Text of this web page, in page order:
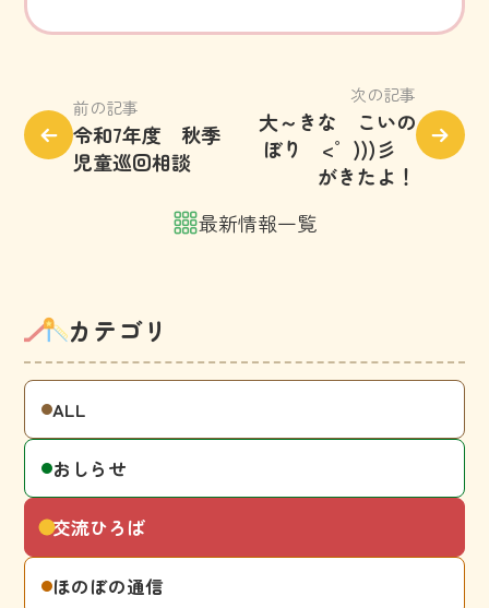
前の記事
令和7年度 秋季
児童巡回相談
最新情報一覧
次の記事
大～きな こいの
ぼり <゜)))彡
がきたよ！
カテゴリ
ALL
おしらせ
交流ひろば
ほのぼの通信